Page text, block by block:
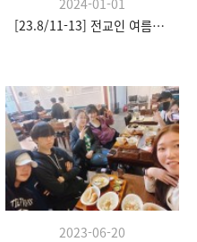
2024-01-01
[23.8/11-13] 전교인 여름수련회
2023-06-20